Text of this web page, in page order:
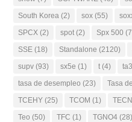
South Korea (2) sox (55)
SPCX (2) spot (2) Spx 500
SSE (18) Standalone (2120)
supv (93) sx5e (1) t (4)
tasa de desempleo (23) Tasa
TCEHY (25) TCOM (1)
Teo (50) TFC (1) TGNO4 (28)